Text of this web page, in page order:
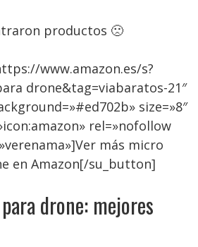
productos 🙁
www.amazon.es/s?
drone&tag=viabaratos-21″
size=»8″
rel=»nofollow
más micro
en Amazon[/su_button]
drone: mejores